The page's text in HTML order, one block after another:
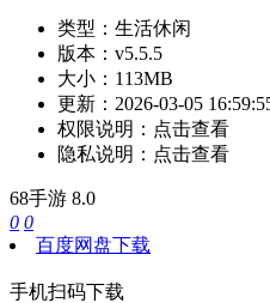
类型： 生活休闲
版本： v5.5.5
大小： 113MB
更新： 2026-03-05
权限说明： 点击查看
隐私说明： 点击查看
68手游 8.0
0 0
百度网盘下载
手机扫码下载